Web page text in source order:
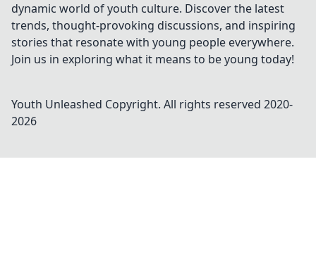
dynamic world of youth culture. Discover the latest
trends, thought-provoking discussions, and inspiring
stories that resonate with young people everywhere.
Join us in exploring what it means to be young today!
Youth Unleashed Copyright. All rights reserved 2020-
2026